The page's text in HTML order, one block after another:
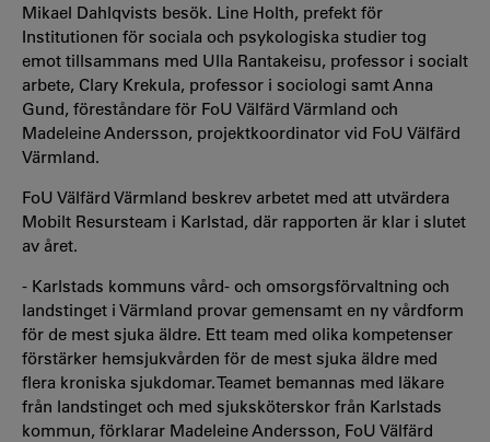
Mikael Dahlqvists besök. Line Holth, prefekt för
Institutionen för sociala och psykologiska studier tog
emot tillsammans med Ulla Rantakeisu, professor i socialt
arbete, Clary Krekula, professor i sociologi samt Anna
Gund, föreståndare för FoU Välfärd Värmland och
Madeleine Andersson, projektkoordinator vid FoU Välfärd
Värmland.
FoU Välfärd Värmland beskrev arbetet med att utvärdera
Mobilt Resursteam i Karlstad, där rapporten är klar i slutet
av året.
- Karlstads kommuns vård- och omsorgsförvaltning och
landstinget i Värmland provar gemensamt en ny vårdform
för de mest sjuka äldre. Ett team med olika kompetenser
förstärker hemsjukvården för de mest sjuka äldre med
flera kroniska sjukdomar. Teamet bemannas med läkare
från landstinget och med sjuksköterskor från Karlstads
kommun, förklarar Madeleine Andersson, FoU Välfärd